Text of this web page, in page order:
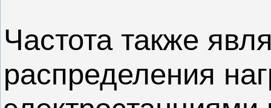
Частота также
распределения